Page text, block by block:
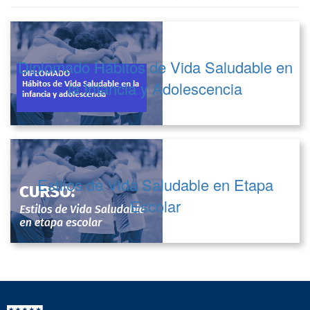
Diplomado Hábitos de Vida Saludable en
la Infancia y Adolescencia
Estilos de Vida Saludable en Etapa
Escolar